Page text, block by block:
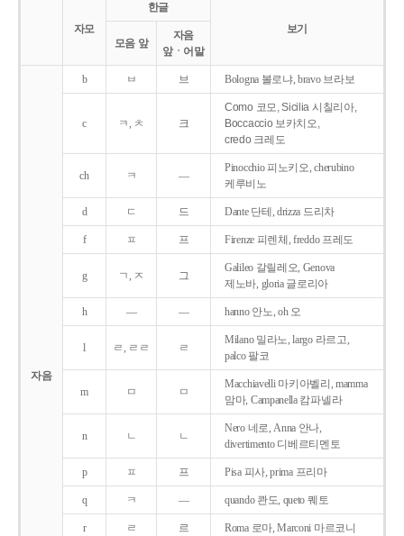
자모
한글
보기
모음 앞
자음
앞ㆍ어말
자음
b ㅂ 브 Bologna 볼로냐, bravo 브라보
c ㅋ, ㅊ 크
Como 코모, Sicilia 시칠리아,
Boccaccio 보카치오,
credo 크레도
ch ㅋ ―
Pinocchio 피노키오, cherubino
케루비노
d ㄷ 드 Dante 단테, drizza 드리차
f ㅍ 프 Firenze 피렌체, freddo 프레도
g ㄱ, ㅈ 그
Galileo 갈릴레오, Genova
제노바, gloria 글로리아
h ― ― hanno 안노, oh 오
l ㄹ, ㄹㄹ ㄹ
Milano 밀라노, largo 라르고,
palco 팔코
m ㅁ ㅁ
Macchiavelli 마키아벨리, mamma
맘마, Campanella 캄파넬라
n ㄴ ㄴ
Nero 네로, Anna 안나,
divertimento 디베르티멘토
p ㅍ 프 Pisa 피사, prima 프리마
q ㅋ ― quando 콴도, queto 퀘토
r ㄹ 르 Roma 로마, Marconi 마르코니